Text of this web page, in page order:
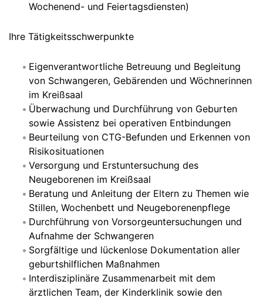
Wochenend- und Feiertagsdiensten)
Ihre Tätigkeitsschwerpunkte
Eigenverantwortliche Betreuung und Begleitung
von Schwangeren, Gebärenden und Wöchnerinnen
im Kreißsaal
Überwachung und Durchführung von Geburten
sowie Assistenz bei operativen Entbindungen
Beurteilung von CTG-Befunden und Erkennen von
Risikosituationen
Versorgung und Erstuntersuchung des
Neugeborenen im Kreißsaal
Beratung und Anleitung der Eltern zu Themen wie
Stillen, Wochenbett und Neugeborenenpflege
Durchführung von Vorsorgeuntersuchungen und
Aufnahme der Schwangeren
Sorgfältige und lückenlose Dokumentation aller
geburtshilflichen Maßnahmen
Interdisziplinäre Zusammenarbeit mit dem
ärztlichen Team, der Kinderklinik sowie den